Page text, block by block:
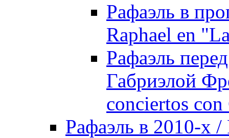
Рафаэль в
Raphael en
Рафаэль
Габриэлой
conciertos
Рафаэль в 2010-х /